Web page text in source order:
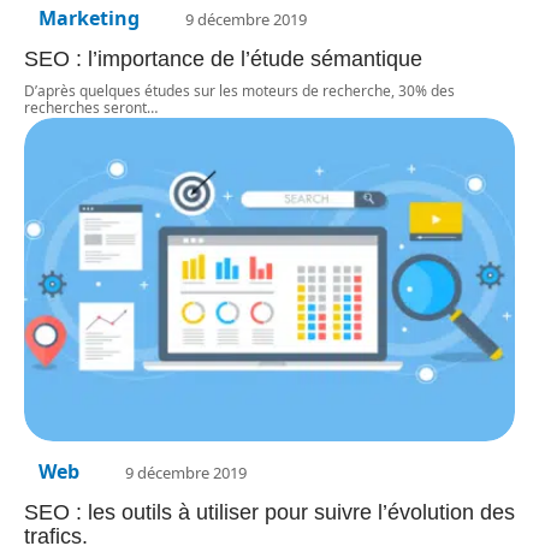
Marketing 9 décembre 2019
SEO : l’importance de l’étude sémantique
D’après quelques études sur les moteurs de recherche, 30% des
recherches seront…
Web 9 décembre 2019
SEO : les outils à utiliser pour suivre l’évolution des
trafics.